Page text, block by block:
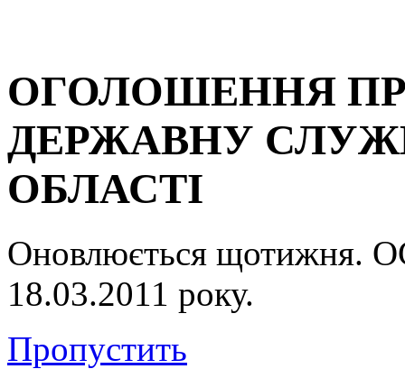
ОГОЛОШЕННЯ
ДЕРЖАВНУ
ОБЛАСТІ
Оновлюється
18.03.2011 року.
Пропустить